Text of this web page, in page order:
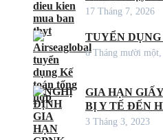
17 Tháng 7, 2026
TUYỂN
6 Tháng mười một,
GIA HẠN
BỊ Y TẾ ĐẾN
3 Tháng 3, 2023